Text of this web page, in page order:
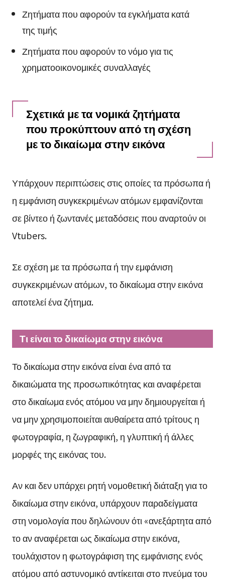
Ζητήματα που αφορούν τα εγκλήματα κατά
της τιμής
Ζητήματα που αφορούν το νόμο για τις
χρηματοοικονομικές συναλλαγές
Σχετικά με τα νομικά ζητήματα
που προκύπτουν από τη σχέση
με το δικαίωμα στην εικόνα
Υπάρχουν περιπτώσεις στις οποίες τα πρόσωπα ή
η εμφάνιση συγκεκριμένων ατόμων εμφανίζονται
σε βίντεο ή ζωντανές μεταδόσεις που αναρτούν οι
Vtubers.
Σε σχέση με τα πρόσωπα ή την εμφάνιση
συγκεκριμένων ατόμων, το δικαίωμα στην εικόνα
αποτελεί ένα ζήτημα.
Τι είναι το δικαίωμα στην εικόνα
Το δικαίωμα στην εικόνα είναι ένα από τα
δικαιώματα της προσωπικότητας και αναφέρεται
στο δικαίωμα ενός ατόμου να μην δημιουργείται ή
να μην χρησιμοποιείται αυθαίρετα από τρίτους η
φωτογραφία, η ζωγραφική, η γλυπτική ή άλλες
μορφές της εικόνας του.
Αν και δεν υπάρχει ρητή νομοθετική διάταξη για το
δικαίωμα στην εικόνα, υπάρχουν παραδείγματα
στη νομολογία που δηλώνουν ότι «ανεξάρτητα από
το αν αναφέρεται ως δικαίωμα στην εικόνα,
τουλάχιστον η φωτογράφιση της εμφάνισης ενός
ατόμου από αστυνομικό αντίκειται στο πνεύμα του